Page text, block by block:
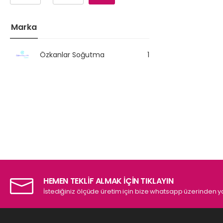
Marka
Özkanlar Soğutma 1
HEMEN TEKLİF ALMAK İÇİN TIKLAYIN
İstediğiniz ölçüde üretim için bize whatsapp üzerinden